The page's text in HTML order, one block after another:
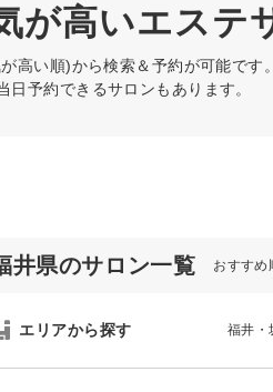
が高いエステ
高い順)から検索＆予約が可能で
予約できるサロンもあります。
井県のサロン一覧 おすすめ
エリアから探す 福井・